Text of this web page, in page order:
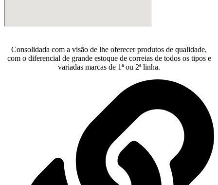
Consolidada com a visão de lhe oferecer produtos de qualidade,
com o diferencial de grande estoque de correias de todos os tipos e
variadas marcas de 1ª ou 2ª linha.